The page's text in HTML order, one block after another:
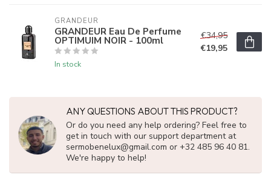
GRANDEUR
GRANDEUR Eau De Perfume
OPTIMUIM NOIR - 100ml
In stock
€34,95
€19,95
ANY QUESTIONS ABOUT THIS PRODUCT?
Or do you need any help ordering? Feel free to
get in touch with our support department at
sermobenelux@gmail.com or +32 485 96 40 81.
We're happy to help!